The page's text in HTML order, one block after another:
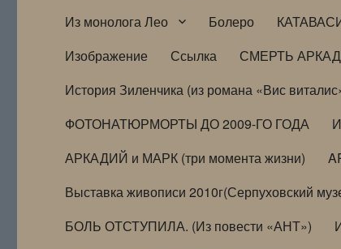
Из монолога Лео
Болеро
Изображение
Ссылка СМЕРТЬ
История Зиленчика (из романа «Вис
ФОТОНАТЮРМОРТЫ ДО 2009-ГО ГОДА
АРКАДИЙ и МАРК (три момента жизни)
Выставка живописи 2010г(Серпуховский
БОЛЬ ОТСТУПИЛА. (Из повести «АНТ»)